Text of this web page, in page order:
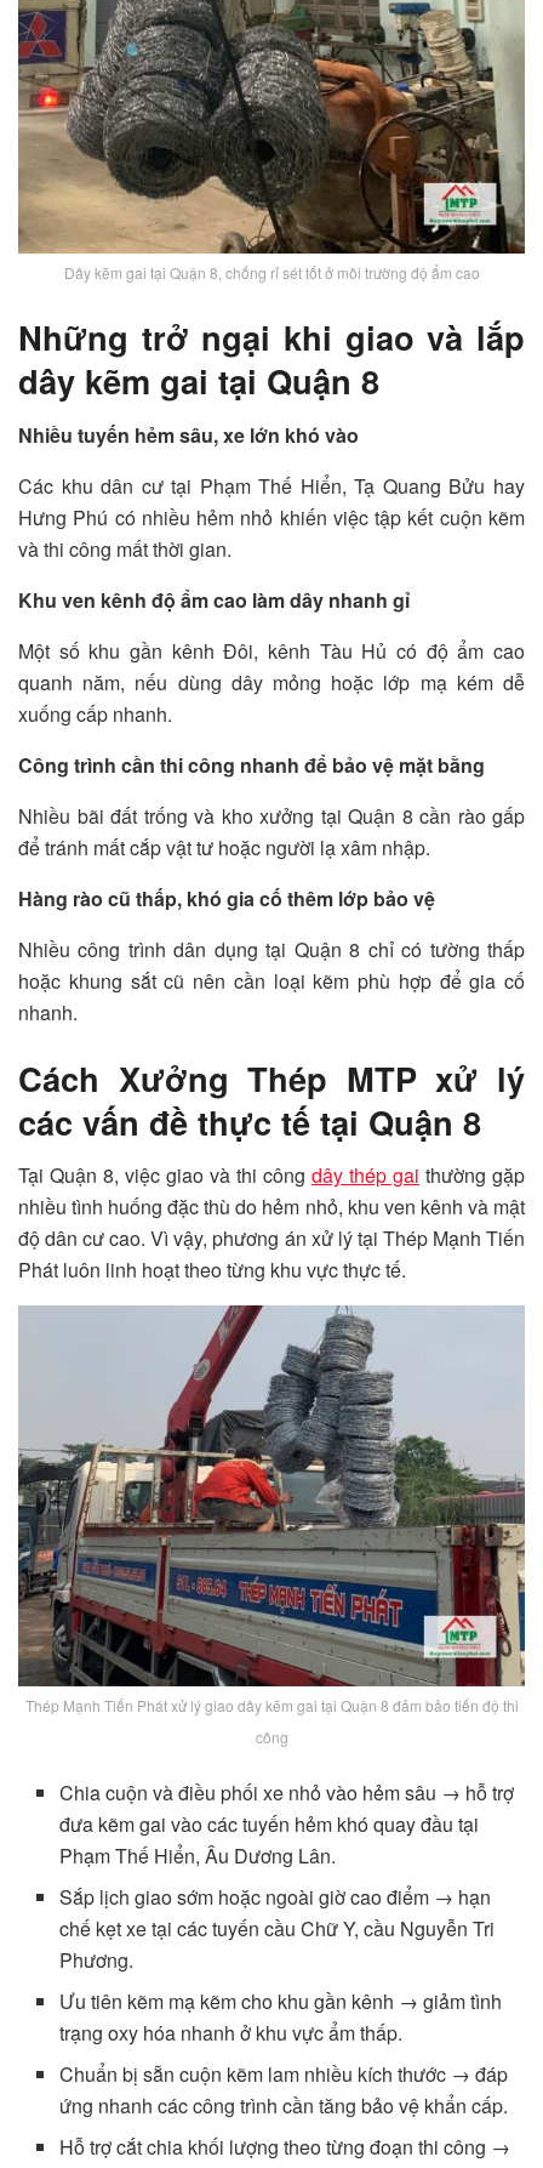
Dây kẽm gai tại Quận 8, chống rỉ sét tốt ở môi trường độ ẩm cao
Những trở ngại khi giao và lắp
dây kẽm gai tại Quận 8
Nhiều tuyến hẻm sâu, xe lớn khó vào
Các khu dân cư tại Phạm Thế Hiển, Tạ Quang Bửu hay
Hưng Phú có nhiều hẻm nhỏ khiến việc tập kết cuộn kẽm
và thi công mất thời gian.
Khu ven kênh độ ẩm cao làm dây nhanh gỉ
Một số khu gần kênh Đôi, kênh Tàu Hủ có độ ẩm cao
quanh năm, nếu dùng dây mỏng hoặc lớp mạ kém dễ
xuống cấp nhanh.
Công trình cần thi công nhanh để bảo vệ mặt bằng
Nhiều bãi đất trống và kho xưởng tại Quận 8 cần rào gấp
để tránh mất cắp vật tư hoặc người lạ xâm nhập.
Hàng rào cũ thấp, khó gia cố thêm lớp bảo vệ
Nhiều công trình dân dụng tại Quận 8 chỉ có tường thấp
hoặc khung sắt cũ nên cần loại kẽm phù hợp để gia cố
nhanh.
Cách Xưởng Thép MTP xử lý
các vấn đề thực tế tại Quận 8
Tại Quận 8, việc giao và thi công dây thép gai thường gặp
nhiều tình huống đặc thù do hẻm nhỏ, khu ven kênh và mật
độ dân cư cao. Vì vậy, phương án xử lý tại Thép Mạnh Tiến
Phát luôn linh hoạt theo từng khu vực thực tế.
Thép Mạnh Tiến Phát xử lý giao dây kẽm gai tại Quận 8 đảm bảo tiến độ thi
công
Chia cuộn và điều phối xe nhỏ vào hẻm sâu → hỗ trợ
đưa kẽm gai vào các tuyến hẻm khó quay đầu tại
Phạm Thế Hiển, Âu Dương Lân.
Sắp lịch giao sớm hoặc ngoài giờ cao điểm → hạn
chế kẹt xe tại các tuyến cầu Chữ Y, cầu Nguyễn Tri
Phương.
Ưu tiên kẽm mạ kẽm cho khu gần kênh → giảm tình
trạng oxy hóa nhanh ở khu vực ẩm thấp.
Chuẩn bị sẵn cuộn kẽm lam nhiều kích thước → đáp
ứng nhanh các công trình cần tăng bảo vệ khẩn cấp.
Hỗ trợ cắt chia khối lượng theo từng đoạn thi công →